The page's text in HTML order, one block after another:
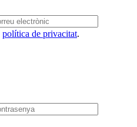
política de privacitat.